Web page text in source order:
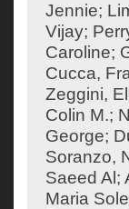
Jennie;
Vijay;
Caroline;
Cucca,
Zeggini,
Colin M.;
George;
Soranzo,
Saeed Al ;
Maria